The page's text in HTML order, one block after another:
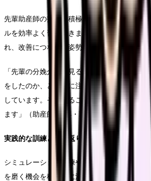
先輩助産師の技術を積極的に観察し、質問す
ルを効率よく習得できます。また、フィード
れ、改善につなげる姿勢も重要です。
「先輩の分娩介助を見る時は、単に見るだけ
をしたのか、どの点に注目しているのかを積
しています。そうすることで、目に見えない
ます」（助産師歴2年・Lさん）
実践的な訓練と振り返りの徹底
シミュレーション訓練や事例検討会などを通
を磨く機会を積極的に活用することが効果的